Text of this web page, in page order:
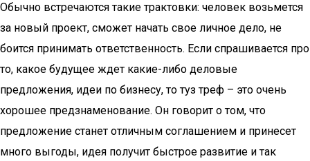
Обычно встречаются такие трактовки: человек возьмется
за новый проект, сможет начать свое личное дело, не
боится принимать ответственность. Если спрашивается про
то, какое будущее ждет какие-либо деловые
предложения, идеи по бизнесу, то туз треф – это очень
хорошее предзнаменование. Он говорит о том, что
предложение станет отличным соглашением и принесет
много выгоды, идея получит быстрое развитие и так